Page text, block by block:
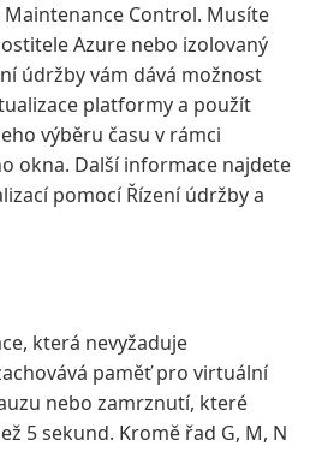
Control. Musíte
Azure nebo izolovaný
údržby vám dává možnost
platformy a použít
výběru času v rámci
okna. Další informace najdete
pomocí Řízení údržby a
která nevyžaduje
paměť pro virtuální
nebo zamrznutí, které
5 sekund. Kromě řad G, M, N